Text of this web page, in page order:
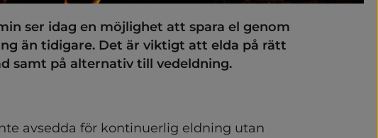
ser idag en möjlighet att spara el genom
än tidigare. Det är viktigt att elda på rätt
samt på alternativ till vedeldning.
avsedda för kontinuerlig eldning utan